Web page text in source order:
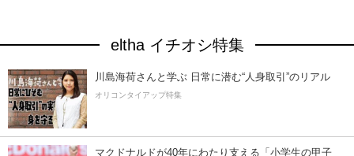
eltha イチオシ特集
川島海荷さんと学ぶ 日常に潜む“人身取引”のリアル
オリコンタイアップ特集
マクドナルドが40年にわたり支える「小学生の甲子